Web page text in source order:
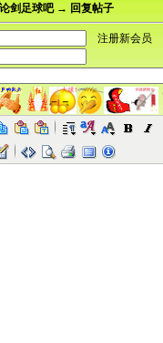
剑足球吧 → 回复帖子
注册新会员